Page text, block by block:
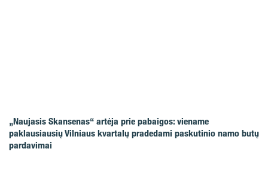
„Naujasis Skansenas“ artėja prie pabaigos: viename
paklausiausių Vilniaus kvartalų pradedami paskutinio namo butų
pardavimai